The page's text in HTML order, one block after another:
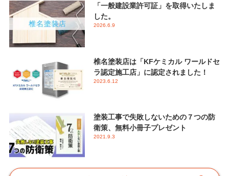
「一般建設業許可証」を取得いたしま
した。
2026.6.9
椎名塗装店は「KFケミカル ワールドセ
ラ認定施工店」に認定されました！
2023.6.12
塗装工事で失敗しないための７つの防
衛策、無料小冊子プレゼント
2021.9.3